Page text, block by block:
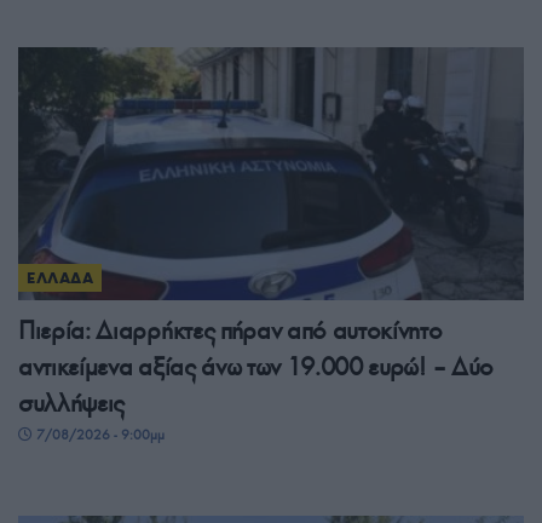
ΕΛΛΑΔΑ
Πιερία: Διαρρήκτες πήραν από αυτοκίνητο
αντικείμενα αξίας άνω των 19.000 ευρώ! – Δύο
συλλήψεις
7/08/2026 - 9:00μμ